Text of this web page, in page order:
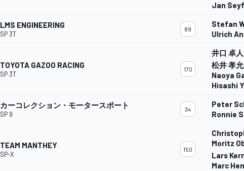
Jan
LMS ENGINEERING
SP 3T
89
Stefan
Ulrich
TOYOTA GAZOO RACING
SP 3T
170
井口 卓人
松井 孝允
Naoya
Hisashi
カーコレクション・モータースポート
SP 9
34
Peter
Ronnie
TEAM MANTHEY
SP-X
150
Moritz
Lars
Marc